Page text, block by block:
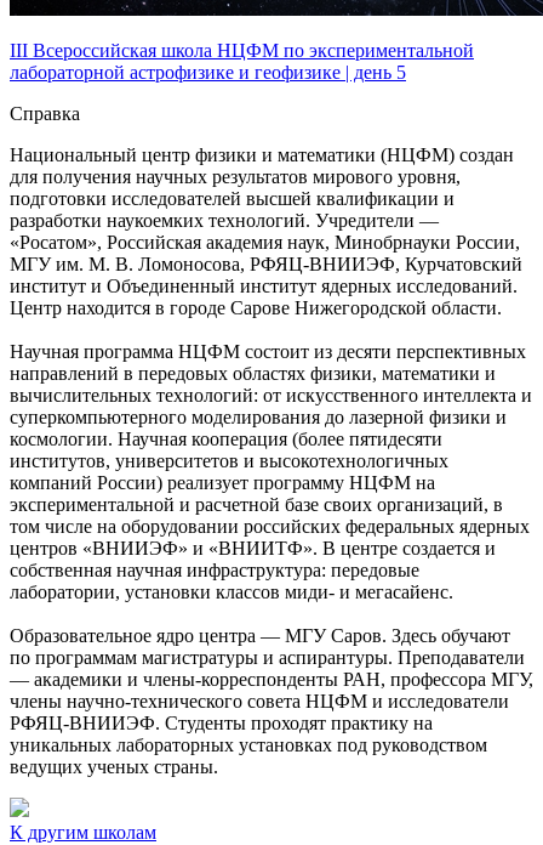
III Всероссийская школа НЦФМ по экспериментальной
лабораторной астрофизике и геофизике | день 5
Справка
Национальный центр физики и математики (НЦФМ) создан
для получения научных результатов мирового уровня,
подготовки исследователей высшей квалификации и
разработки наукоемких технологий. Учредители —
«Росатом», Российская академия наук, Минобрнауки России,
МГУ им. М. В. Ломоносова, РФЯЦ-ВНИИЭФ, Курчатовский
институт и Объединенный институт ядерных исследований.
Центр находится в городе Сарове Нижегородской области.
Научная программа НЦФМ состоит из десяти перспективных
направлений в передовых областях физики, математики и
вычислительных технологий: от искусственного интеллекта и
суперкомпьютерного моделирования до лазерной физики и
космологии. Научная кооперация (более пятидесяти
институтов, университетов и высокотехнологичных
компаний России) реализует программу НЦФМ на
экспериментальной и расчетной базе своих организаций, в
том числе на оборудовании российских федеральных ядерных
центров «ВНИИЭФ» и «ВНИИТФ». В центре создается и
собственная научная инфраструктура: передовые
лаборатории, установки классов миди- и мегасайенс.
Образовательное ядро центра — МГУ Саров. Здесь обучают
по программам магистратуры и аспирантуры. Преподаватели
— академики и члены-корреспонденты РАН, профессора МГУ,
члены научно-технического совета НЦФМ и исследователи
РФЯЦ-ВНИИЭФ. Студенты проходят практику на
уникальных лабораторных установках под руководством
ведущих ученых страны.
К другим школам